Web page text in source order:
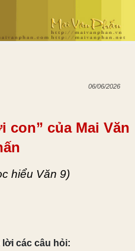
06/06/2026
con” của Mai Văn
hiểu Văn 9)
các câu hỏi: